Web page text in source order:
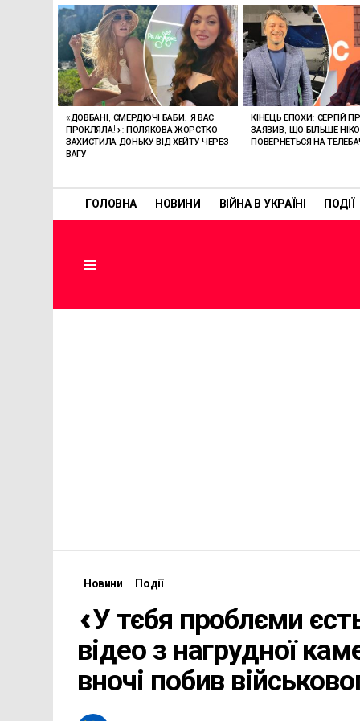
ГОЛОВНА НОВИНИ ВІЙНА В УКРАЇНІ ПОДІЇ
ОСТАННІ
«ДОВБАНІ, СМЕРДЮЧІ БАБИ! Я ВАС
ПРОКЛЯЛА!»: ПОЛЯКОВА ЖОРСТКО
ЗАХИСТИЛА ДОНЬКУ ВІД ХЕЙТУ ЧЕРЕЗ
ВАГУ
КІНЕЦЬ ЕПОХИ: СЕРГІЙ
ЗАЯВИВ, ЩО БІЛЬШЕ
ПОВЕРНЕТЬСЯ НА
Новини Події
«У тєбя проблєми
відео з нагрудної
вночі побив